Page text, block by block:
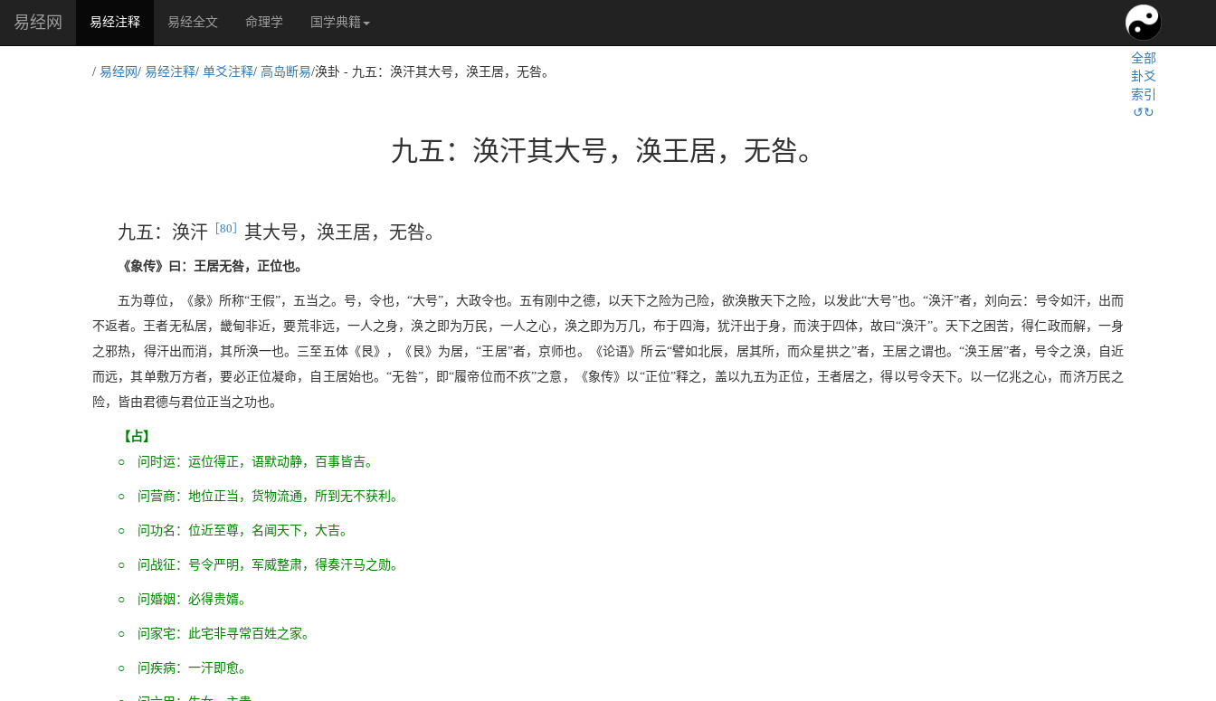
易经网 易经注释(current)易经全文 命理学 国学典籍
全部
卦爻
索引
↺↻
/ 易经网 / 易经注释/ 单爻注释/ 高岛断易/涣卦 - 九五：涣汗其大号，涣王居，无咎。
九五：涣汗其大号，涣王居，无咎。
九五：涣汗 ［80］ 其大号，涣王居，无咎。
《象传》曰：王居无咎，正位也。
五为尊位，《彖》所称“王假”，五当之。号，令也，“大号”，大政令也。五有刚中之德，以天下之险为己险，欲涣散天下之险，以发此“大号”也。“涣汗”者，刘向云：号令如汗，出而
不返者。王者无私居，畿甸非近，要荒非远，一人之身，涣之即为万民，一人之心，涣之即为万几，布于四海，犹汗出于身，而浃于四体，故曰“涣汗”。天下之困苦，得仁政而解，一身
之邪热，得汗出而消，其所涣一也。三至五体《艮》，《艮》为居，“王居”者，京师也。《论语》所云“譬如北辰，居其所，而众星拱之”者，王居之谓也。“涣王居”者，号令之涣，自近
而远，其单敷万方者，要必正位凝命，自王居始也。“无咎”，即“履帝位而不疚”之意，《象传》以“正位”释之，盖以九五为正位，王者居之，得以号令天下。以一亿兆之心，而济万民之
险，皆由君德与君位正当之功也。
【占】
○ 问时运：运位得正，语默动静，百事皆吉。
○ 问营商：地位正当，货物流通，所到无不获利。
○ 问功名：位近至尊，名闻天下，大吉。
○ 问战征：号令严明，军威整肃，得奏汗马之勋。
○ 问婚姻：必得贵婿。
○ 问家宅：此宅非寻常百姓之家。
○ 问疾病：一汗即愈。